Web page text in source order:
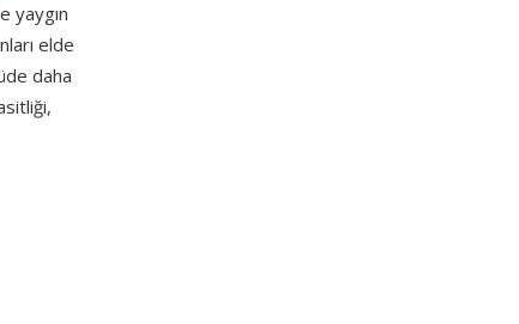
yaygın
elde
daha